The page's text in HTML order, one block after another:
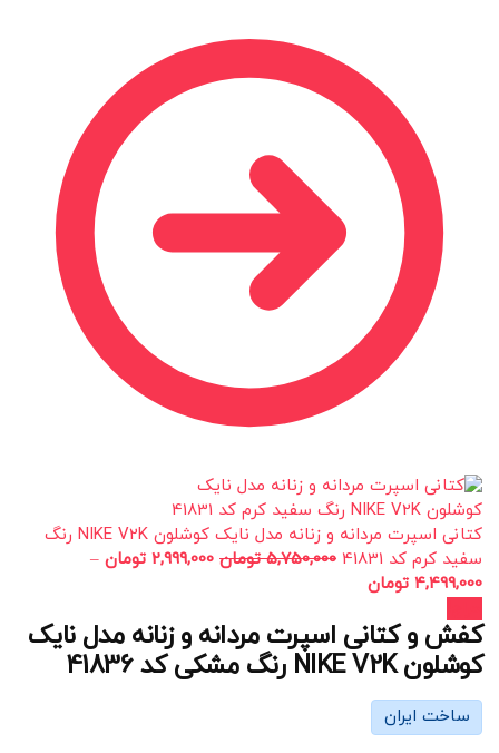
کتانی اسپرت مردانه و زنانه مدل نایک کوشلون NIKE V2K رنگ
سفید کرم کد 41831
5,750,000 تومان 2,999,000 تومان –
4,499,000 تومان
کفش و کتانی اسپرت مردانه و زنانه مدل نایک
کوشلون NIKE V2K رنگ مشکی کد 41836
ساخت ایران